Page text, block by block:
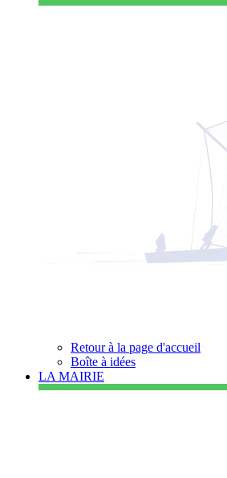
Retour à la page d'accueil
Boîte à idées
LA MAIRIE